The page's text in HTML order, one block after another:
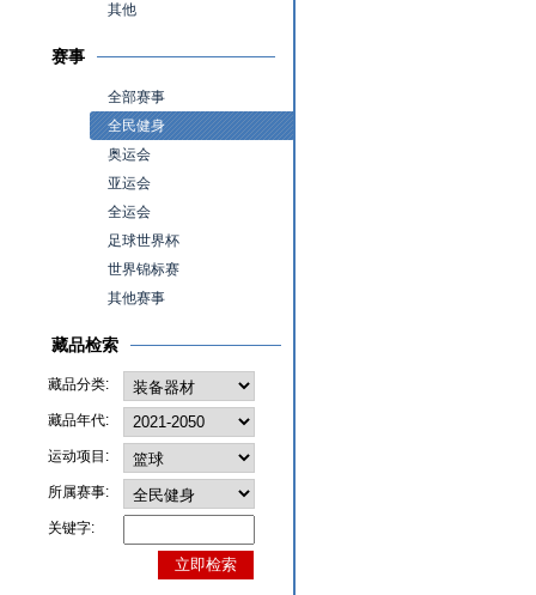
其他
赛事
全部赛事
全民健身
奥运会
亚运会
全运会
足球世界杯
世界锦标赛
其他赛事
藏品检索
藏品分类:
藏品年代:
运动项目:
所属赛事:
关键字: